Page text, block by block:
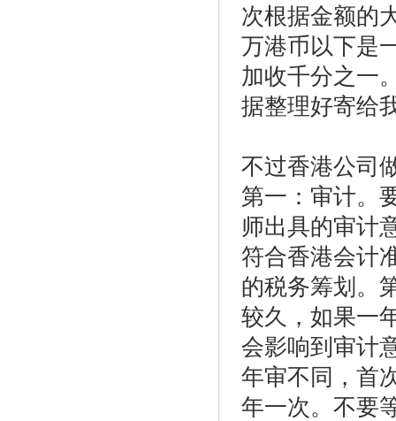
次根据金额的
万港币以下是
加收千分之一
据整理好寄给
不过香港公司
第一：审计。
师出具的审计
符合香港会计
的税务筹划。
较久，如果一
会影响到审计
年审不同，首
年一次。不要